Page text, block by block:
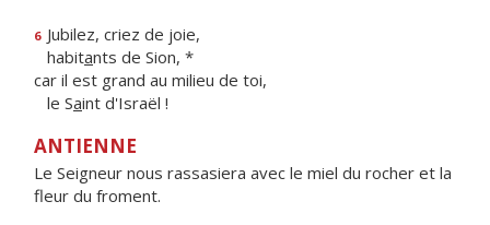
6 Jubilez, criez de joie,
habitants de Sion, *
car il est grand au milieu de toi,
le Saint d'Israël !
ANTIENNE
Le Seigneur nous rassasiera avec le miel du rocher et la
fleur du froment.